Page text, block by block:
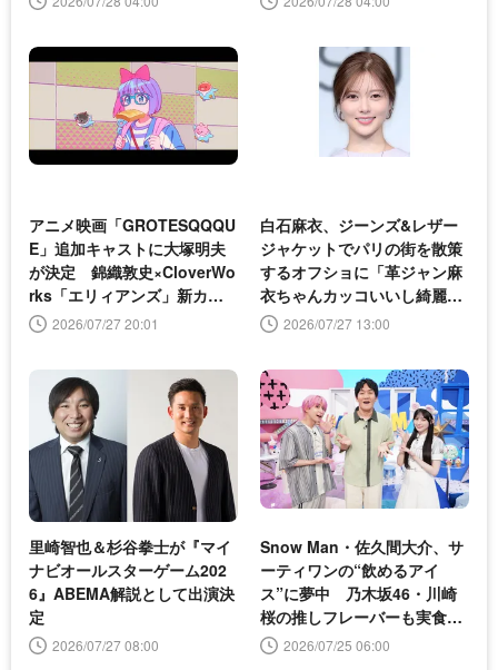
アニメ映画「GROTESQQQU
E」追加キャストに大塚明夫
が決定 錦織敦史×CloverWo
rks「エリィアンズ」新カッ
ト解禁2026/07/27 20:01
白石麻衣、ジーンズ&レザー
ジャケットでパリの街を散策
するオフショに「革ジャン麻
衣ちゃんカッコいいし綺麗」
の声2026/07/27 13:00
里崎智也＆杉谷拳士が『マイ
ナビオールスターゲーム202
6』ABEMA解説として出演決
定
2026/07/27 08:00
Snow Man・佐久間大介、サ
ーティワンの“飲めるアイ
ス”に夢中 乃木坂46・川崎
桜の推しフレーバーも実食＜
サクサクヒムヒム＞
2026/07/25 06:00